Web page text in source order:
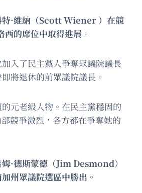
特·維納（Scott Wiener ）在競
西的席位中取得進展 。
入了民主黨人爭奪眾議院議長
將退休的前眾議院議長。
元老級人物。在民主黨穩固的
競爭激烈，各方都在爭奪她的
姆·德斯蒙德（Jim Desmond）
州眾議院選區中勝出。